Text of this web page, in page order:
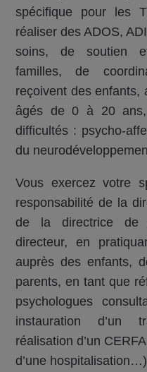
spécifique pour les
réaliser des ADOS,
soins, de soutien et
familles, de
reçoivent des enfants,
âgés de 0 à 20
difficultés : psycho-
du
Vous exercez votre
responsabilité de la
de la directrice de
directeur, en
auprès des enfants,
parents, en tant que
psychologues
instauration d’un
réalisation d’un
d’une